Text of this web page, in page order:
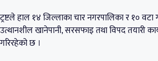
ट्रष्टले हाल १४ जिल्लाका चार नगरपालिका र १० वटा
उत्थानशील खानेपानी, सरसफाइ तथा विपद तयारी
गरिरहेको छ ।